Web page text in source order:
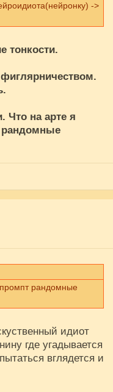
->
тонкости.
Что на арте я
рандомные
рандомные
идиот
где угадывается
вглядется и